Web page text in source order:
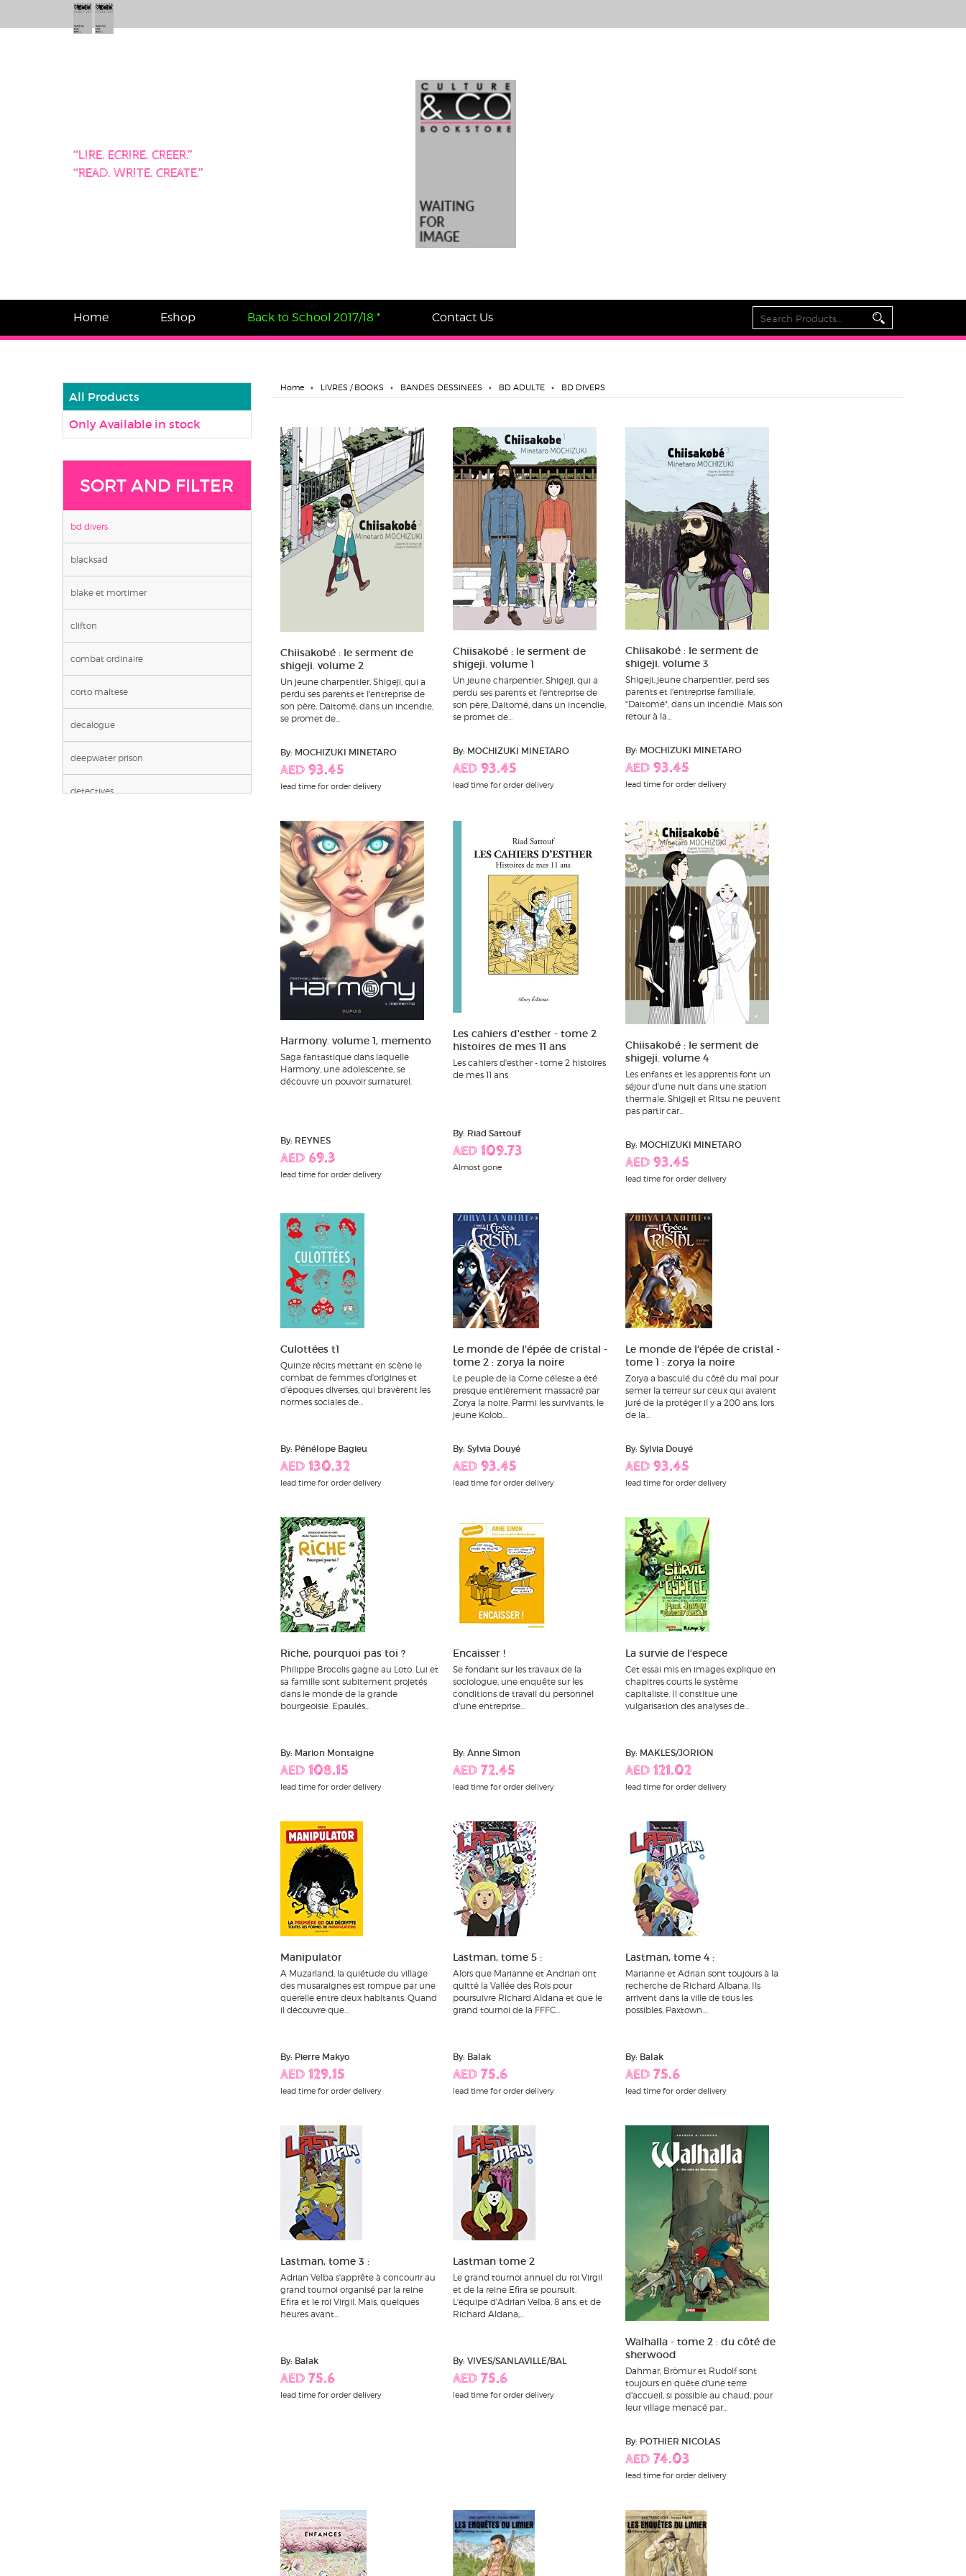
“LIRE. ECRIRE. CREER.”
“READ. WRITE. CREATE.”
Home Eshop Back to School 2017/18 * Contact Us
All Products
Only Available in stock
SORT AND FILTER
bd divers
blacksad
blake et mortimer
clifton
combat ordinaire
corto maltese
decalogue
deepwater prison
detectives
Home LIVRES / BOOKS BANDES DESSINEES BD ADULTE BD DIVERS
Chiisakobé : le serment de
shigeji. volume 2
Un jeune charpentier, Shigeji, qui a
perdu ses parents et l'entreprise de
son père, Daitomé, dans un incendie,
se promet de...
By: MOCHIZUKI MINETARO
AED 93.45
lead time for order delivery
Chiisakobé : le serment de
shigeji. volume 1
Un jeune charpentier, Shigeji, qui a
perdu ses parents et l'entreprise de
son père, Daitomé, dans un incendie,
se promet de...
By: MOCHIZUKI MINETARO
AED 93.45
lead time for order delivery
Chiisakobé : le serment de
shigeji. volume 3
Shigeji, jeune charpentier, perd ses
parents et l'entreprise familiale,
"Daitomé", dans un incendie. Mais son
retour à la...
By: MOCHIZUKI MINETARO
AED 93.45
lead time for order delivery
Harmony. volume 1, memento
Saga fantastique dans laquelle
Harmony, une adolescente, se
découvre un pouvoir surnaturel.
By: REYNES
AED 69.3
lead time for order delivery
Les cahiers d'esther - tome 2
histoires de mes 11 ans
Les cahiers d'esther - tome 2 histoires
de mes 11 ans
By: Riad Sattouf
AED 109.73
Almost gone
Chiisakobé : le serment de
shigeji. volume 4
Les enfants et les apprentis font un
séjour d'une nuit dans une station
thermale. Shigeji et Ritsu ne peuvent
pas partir car...
By: MOCHIZUKI MINETARO
AED 93.45
lead time for order delivery
Culottées t1
Quinze récits mettant en scène le
combat de femmes d'origines et
d'époques diverses, qui bravèrent les
normes sociales de...
By: Pénélope Bagieu
AED 130.32
lead time for order delivery
Le monde de l'épée de cristal -
tome 2 : zorya la noire
Le peuple de la Corne céleste a été
presque entièrement massacré par
Zorya la noire. Parmi les survivants, le
jeune Kolob...
By: Sylvia Douyé
AED 93.45
lead time for order delivery
Le monde de l'épée de cristal -
tome 1 : zorya la noire
Zorya a basculé du côté du mal pour
semer la terreur sur ceux qui avaient
juré de la protéger il y a 200 ans, lors
de la...
By: Sylvia Douyé
AED 93.45
lead time for order delivery
Riche, pourquoi pas toi ?
Philippe Brocolis gagne au Loto. Lui et
sa famille sont subitement projetés
dans le monde de la grande
bourgeoisie. Epaulés...
By: Marion Montaigne
AED 108.15
lead time for order delivery
Encaisser !
Se fondant sur les travaux de la
sociologue, une enquête sur les
conditions de travail du personnel
d'une entreprise...
By: Anne Simon
AED 72.45
lead time for order delivery
La survie de l'espece
Cet essai mis en images explique en
chapitres courts le système
capitaliste. Il constitue une
vulgarisation des analyses de...
By: MAKLES/JORION
AED 121.02
lead time for order delivery
Manipulator
A Muzarland, la quiétude du village
des musaraignes est rompue par une
querelle entre deux habitants. Quand
il découvre que...
By: Pierre Makyo
AED 129.15
lead time for order delivery
Lastman, tome 5 :
Alors que Marianne et Andrian ont
quitté la Vallée des Rois pour
poursuivre Richard Aldana et que le
grand tournoi de la FFFC...
By: Balak
AED 75.6
lead time for order delivery
Lastman, tome 4 :
Marianne et Adrian sont toujours à la
recherche de Richard Albana. Ils
arrivent dans la ville de tous les
possibles, Paxtown....
By: Balak
AED 75.6
lead time for order delivery
Lastman, tome 3 :
Adrian Velba s'apprête à concourir au
grand tournoi organisé par la reine
Efira et le roi Virgil. Mais, quelques
heures avant...
By: Balak
AED 75.6
lead time for order delivery
Lastman tome 2
Le grand tournoi annuel du roi Virgil
et de la reine Efira se poursuit.
L'équipe d'Adrian Velba, 8 ans, et de
Richard Aldana,...
By: VIVES/SANLAVILLE/BAL
AED 75.6
lead time for order delivery
Walhalla - tome 2 : du côté de
sherwood
Dahmar, Brömur et Rudolf sont
toujours en quête d'une terre
d'accueil, si possible au chaud, pour
leur village menacé par...
By: POTHIER NICOLAS
AED 74.03
lead time for order delivery